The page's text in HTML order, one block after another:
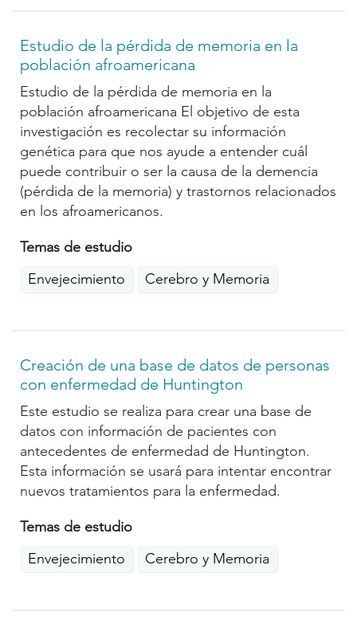
Estudio de la pérdida de memoria en la
población afroamericana
Estudio de la pérdida de memoria en la
población afroamericana El objetivo de esta
investigación es recolectar su información
genética para que nos ayude a entender cuál
puede contribuir o ser la causa de la demencia
(pérdida de la memoria) y trastornos relacionados
en los afroamericanos.
Temas de estudio
Envejecimiento
Cerebro y Memoria
Creación de una base de datos de personas
con enfermedad de Huntington
Este estudio se realiza para crear una base de
datos con información de pacientes con
antecedentes de enfermedad de Huntington.
Esta información se usará para intentar encontrar
nuevos tratamientos para la enfermedad.
Temas de estudio
Envejecimiento
Cerebro y Memoria